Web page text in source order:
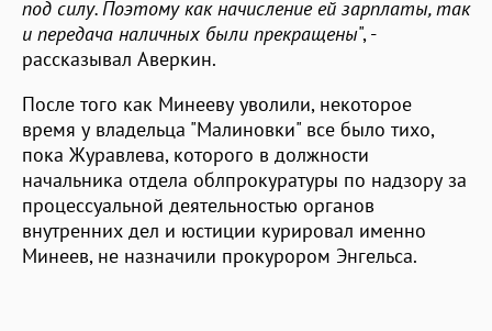
под силу. Поэтому как начисление ей зарплаты, так
и передача наличных были прекращены", -
рассказывал Аверкин.
После того как Минееву уволили, некоторое
время у владельца "Малиновки" все было тихо,
пока Журавлева, которого в должности
начальника отдела облпрокуратуры по надзору за
процессуальной деятельностью органов
внутренних дел и юстиции курировал именно
Минеев, не назначили прокурором Энгельса.